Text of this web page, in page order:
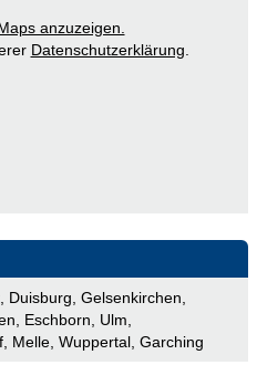
anzuzeigen.
Datenschutzerklärung
Duisburg Gelsenkirchen
Eschborn Ulm
Melle Wuppertal Garching